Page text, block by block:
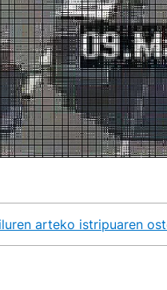
arteko istripuaren